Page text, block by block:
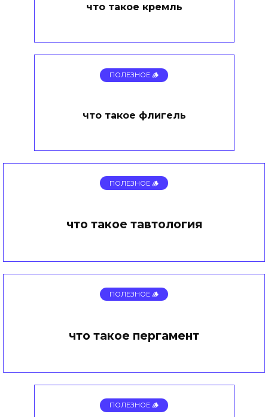
что такое кремль
ПОЛЕЗНОЕ 🪵
что такое флигель
ПОЛЕЗНОЕ 🪵
что такое тавтология
ПОЛЕЗНОЕ 🪵
что такое пергамент
ПОЛЕЗНОЕ 🪵